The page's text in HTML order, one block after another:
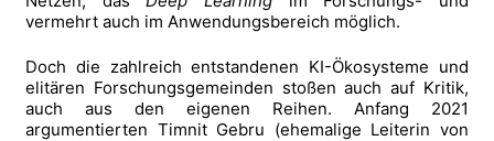
vermehrt auch im Anwendungsbereich möglich.
Doch die zahlreich entstandenen KI-Ökosysteme und
elitären Forschungsgemeinden stoßen auch auf Kritik,
auch aus den eigenen Reihen. Anfang 2021
argumentierten Timnit Gebru (ehemalige Leiterin von